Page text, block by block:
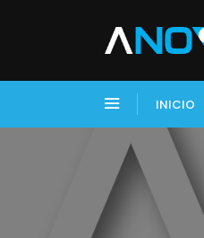
INICIO